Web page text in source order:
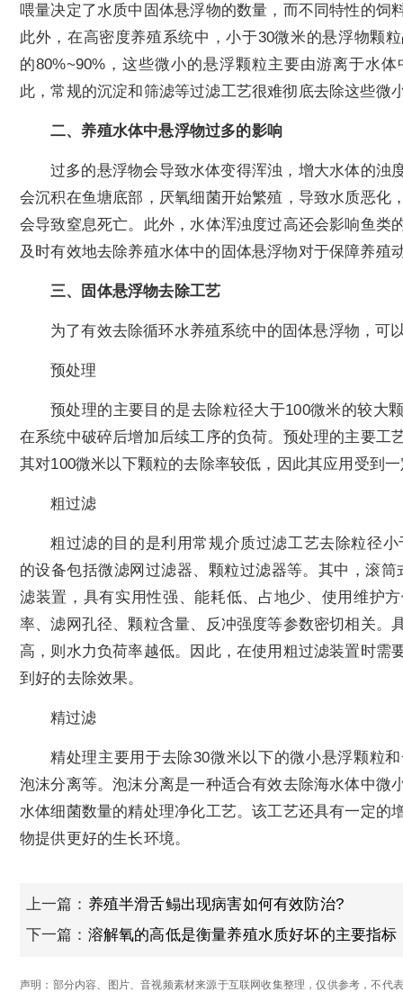
喂量决定了水质中固体悬浮物的数量，而不同特性的饲
此外，在高密度养殖系统中，小于30微米的悬浮物颗
的80%~90%，这些微小的悬浮颗粒主要由游离于水
此，常规的沉淀和筛滤等过滤工艺很难彻底去除这些微
二、养殖水体中悬浮物过多的影响
过多的悬浮物会导致水体变得浑浊，增大水体的浊
会沉积在鱼塘底部，厌氧细菌开始繁殖，导致水质恶化
会导致窒息死亡。此外，水体浑浊度过高还会影响鱼类
及时有效地去除养殖水体中的固体悬浮物对于保障养殖
三、固体悬浮物去除工艺
为了有效去除循环水养殖系统中的固体悬浮物，可
预处理
预处理的主要目的是去除粒径大于100微米的较大
在系统中破碎后增加后续工序的负荷。预处理的主要工
其对100微米以下颗粒的去除率较低，因此其应用受到
粗过滤
粗过滤的目的是利用常规介质过滤工艺去除粒径
的设备包括微滤网过滤器、颗粒过滤器等。其中，滚
滤装置，具有实用性强、能耗低、占地少、使用维护
率、滤网孔径、颗粒含量、反冲强度等参数密切相关。
高，则水力负荷率越低。因此，在使用粗过滤装置时需
到好的去除效果。
精过滤
精处理主要用于去除30微米以下的微小悬浮颗粒
泡沫分离等。泡沫分离是一种适合有效去除海水体中微
水体细菌数量的精处理净化工艺。该工艺还具有一定的
物提供更好的生长环境。
上一篇： 养殖半滑舌鳎出现病害如何有效防治?
下一篇： 溶解氧的高低是衡量养殖水质好坏的主要指标
声明：部分内容、图片、音视频素材来源于互联网收集整理，仅供参考，不代